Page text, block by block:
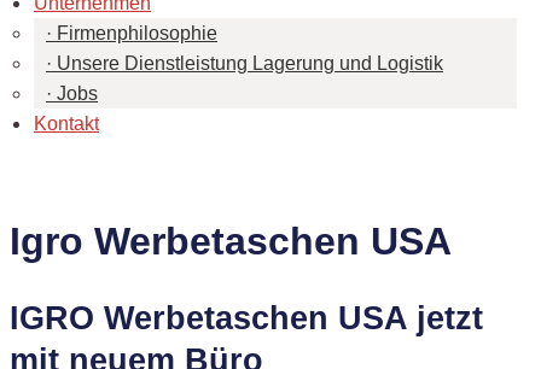
Firmenphilosophie
Unsere Dienstleistung Lagerung und Logistik
Jobs
Kontakt
Igro Werbetaschen USA
IGRO Werbetaschen USA jetzt
mit neuem Büro